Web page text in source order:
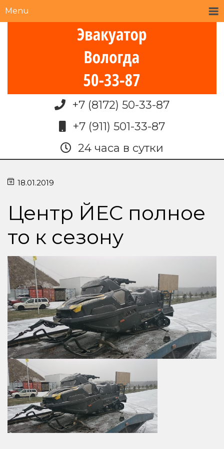
Menu
+7 (8172) 50-33-87
+7 (911) 501-33-87
24 часа в сутки
18.01.2019
Центр ЙЕС полное
то к сезону